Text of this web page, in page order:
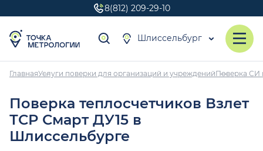
8(812) 209-29-10
Шлиссельбург
ГлавнаяУслуги поверки для организаций и учрежденийПоверка СИ
Поверка теплосчетчиков Взлет
ТСР Смарт ДУ15 в
Шлиссельбурге